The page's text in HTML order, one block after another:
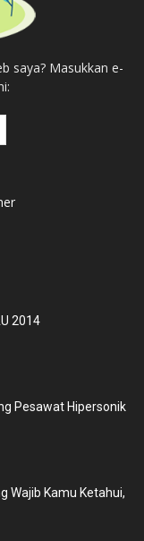
saya? Masukkan e-
2014
Pesawat Hipersonik
Wajib Kamu Ketahui,